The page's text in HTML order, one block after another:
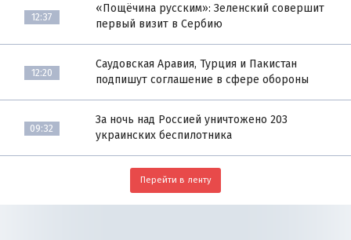
12:37
«Пощёчина русским»: Зеленский совершит
первый визит в Сербию
12:20
Саудовская Аравия, Турция и Пакистан
подпишут соглашение в сфере обороны
09:32
За ночь над Россией уничтожено 203
украинских беспилотника
Перейти в ленту